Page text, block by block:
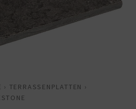
› TERRASSENPLATTEN ›